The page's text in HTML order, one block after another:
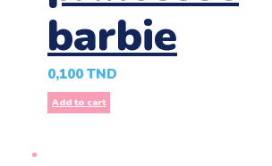
barbie
0,100 TND
Add to cart